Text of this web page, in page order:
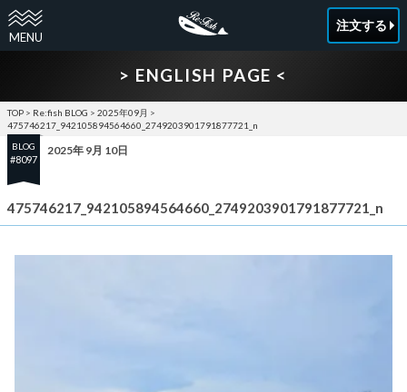
注文する
> ENGLISH PAGE <
TOP > Re:fish BLOG > 2025年09月 >
475746217_942105894564660_2749203901791877721_n
BLOG
#8097
2025年 9月 10日
475746217_942105894564660_2749203901791877721_n